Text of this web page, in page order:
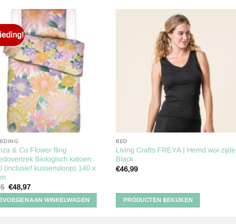
aan
verlanglijst
& Co Flower fling
Biologisch katoen
(inclusief kussensloop) 140 x
Oorspronkelijke
prijs
was:
€69,95.
€48,97Huidige
prijs
is:
€48,97.
AAN WINKELWAGEN
verlanglijst
BED
Living Crafts FREYA | Hemd wol-zijde
Black
€46,99
PRODUCTEN BEKIJKEN